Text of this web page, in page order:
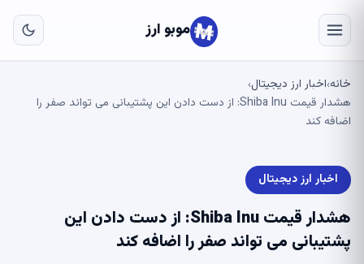
موبو ارز
خانه›اخبار ارز دیجیتال›
هشدار قیمت Shiba Inu: از دست دادن این پشتیبانی می تواند صفر را
اضافه کند
اخبار ارز دیجیتال
هشدار قیمت Shiba Inu: از دست دادن این
پشتیبانی می تواند صفر را اضافه کند